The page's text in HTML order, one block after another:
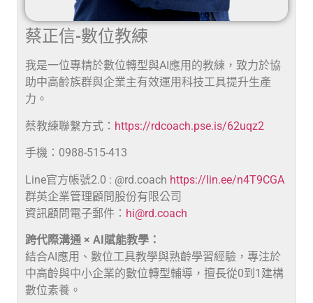
蔡正信-數位教練
我是一位專精於數位轉型與AI應用的教練，致力於協
助中高齡族群與企業主有效運用科技工具提升生產
力。
蔡教練聯繫方式： https://rdcoach.pse.is/62uqz2
手機：0988-515-413
Line官方帳號2.0 : @rd.coach https://lin.ee/n4T9CGA
群英企業管理顧問股份有限公司
資訊顧問電子郵件： hi@rd.coach
跨代際溝通 × AI賦能教學：
結合AI應用、數位工具教學與熟齡學習經驗，專注於
中高齡與中小企業的數位轉型輔導，擅長從0到1建構
數位素養。